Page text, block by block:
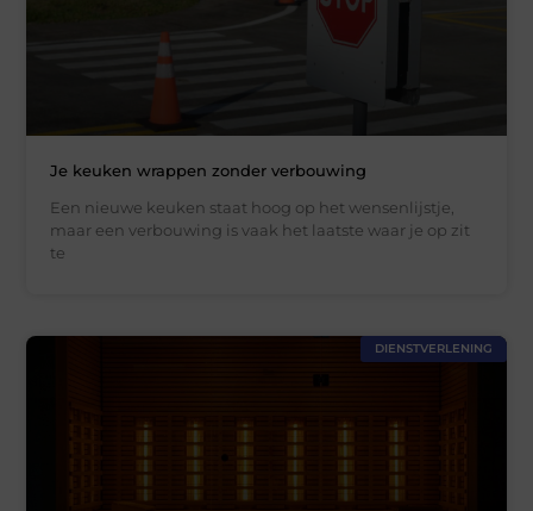
Je keuken wrappen zonder verbouwing
Een nieuwe keuken staat hoog op het wensenlijstje,
maar een verbouwing is vaak het laatste waar je op zit
te
DIENSTVERLENING